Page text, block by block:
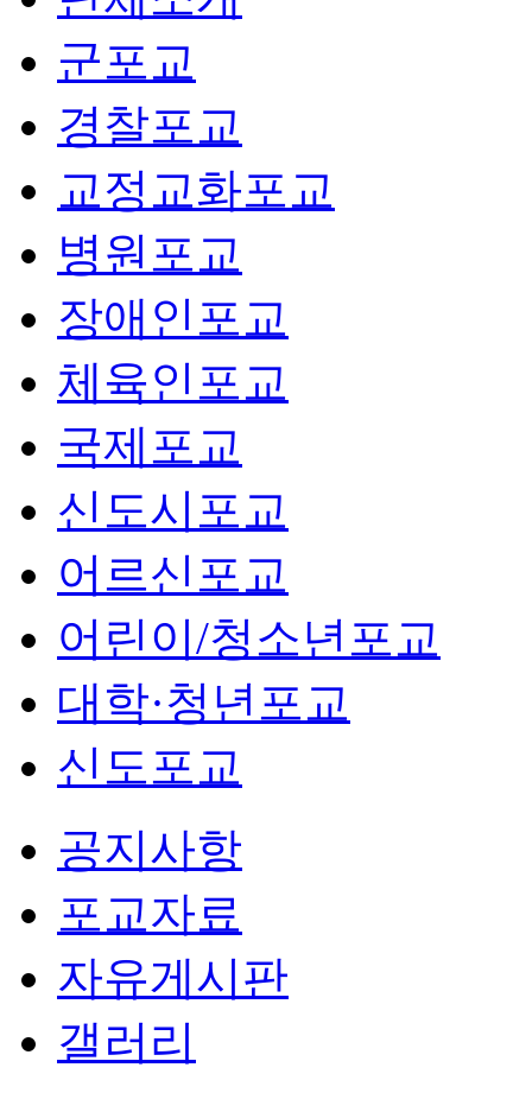
군포교
경찰포교
교정교화포교
병원포교
장애인포교
체육인포교
국제포교
신도시포교
어르신포교
어린이/청소년포교
대학·청년포교
신도포교
공지사항
포교자료
자유게시판
갤러리